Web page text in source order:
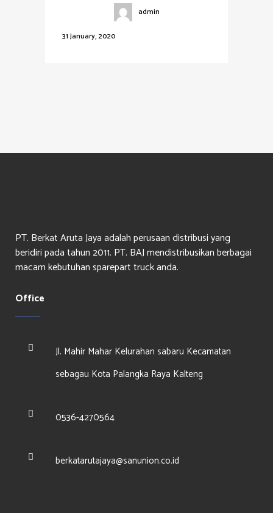
admin
31 January, 2020
PT. Berkat Aruta Jaya adalah perusaan distribusi yang
beridiri pada tahun 2011. PT. BAJ mendistribusikan berbagai
macam kebutuhan sparepart truck anda.
Office
Jl. Mahir Mahar Kelurahan sabaru Kecamatan
sebagau Kota Palangka Raya Kalteng
0536-4270564
berkatarutajaya@sanunion.co.id